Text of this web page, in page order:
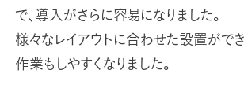
で、導入がさらに容易になりました。
様々なレイアウトに合わせた設置ができ
作業もしやすくなりました。